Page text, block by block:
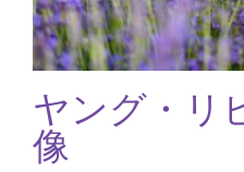
ヤング・リ
像